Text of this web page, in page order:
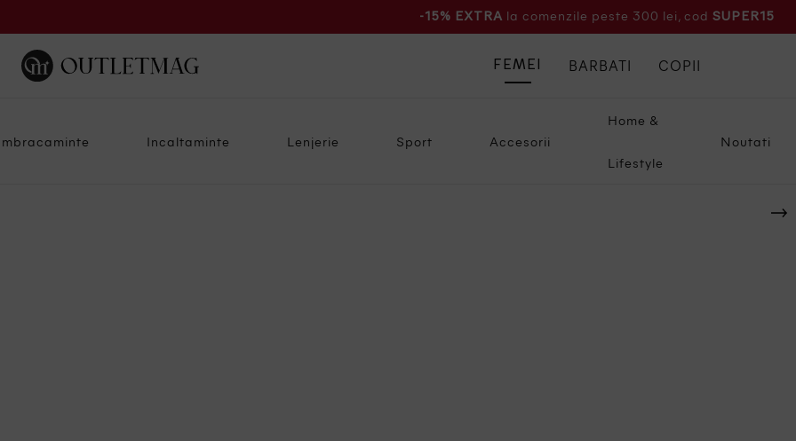
-15% EXTRA la comenzile peste 300 lei, cod SUPER15
Incaltaminte Lenjerie Sport Accesorii
Home &
Lifestyle
Noutati
FEMEI BARBATI COPII